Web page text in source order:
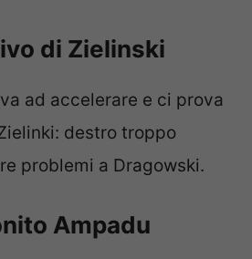
di Zielinski
ad accelerare e ci prova
destro troppo
problemi a Dragowski.
Ampadu